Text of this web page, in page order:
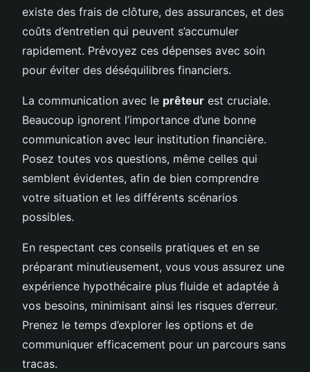
existe des frais de clôture, des assurances, et des
coûts d’entretien qui peuvent s’accumuler
rapidement. Prévoyez ces dépenses avec soin
pour éviter des déséquilibres financiers.
La communication avec le prêteur est cruciale.
Beaucoup ignorent l’importance d’une bonne
communication avec leur institution financière.
Posez toutes vos questions, même celles qui
semblent évidentes, afin de bien comprendre
votre situation et les différents scénarios
possibles.
En respectant ces conseils pratiques et en se
préparant minutieusement, vous vous assurez une
expérience hypothécaire plus fluide et adaptée à
vos besoins, minimisant ainsi les risques d’erreur.
Prenez le temps d’explorer les options et de
communiquer efficacement pour un parcours sans
tracas.